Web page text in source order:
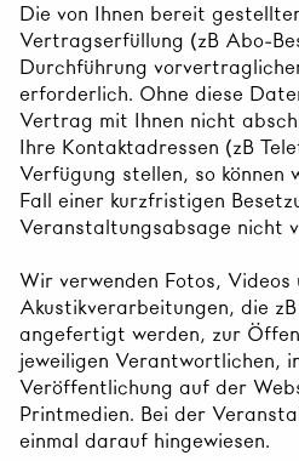
Die von Ihnen bereit
Vertragserfüllung (zB Abo-
Durchführung
erforderlich. Ohne diese
Vertrag mit Ihnen nicht
Ihre Kontaktadressen (zB
Verfügung stellen, so können
Fall einer kurzfristigen
Veranstaltungsabsage nicht
Wir verwenden Fotos,
Akustikverarbeitungen, die
angefertigt werden, zur
jeweiligen Verantwortlichen,
Veröffentlichung auf der
Printmedien. Bei der
einmal darauf hingewiesen.